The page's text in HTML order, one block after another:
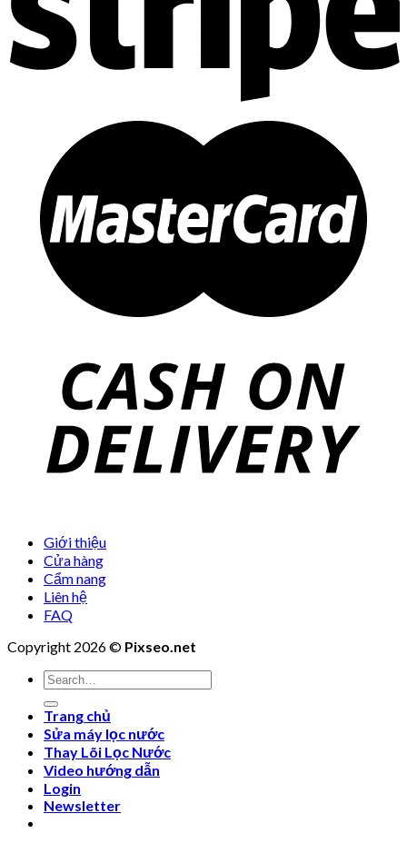
Giới thiệu
Cửa hàng
Cẩm nang
Liên hệ
FAQ
Copyright 2026 © Pixseo.net
Search
for:
Trang chủ
Sửa máy lọc nước
Thay Lõi Lọc Nước
Video hướng dẫn
Login
Newsletter